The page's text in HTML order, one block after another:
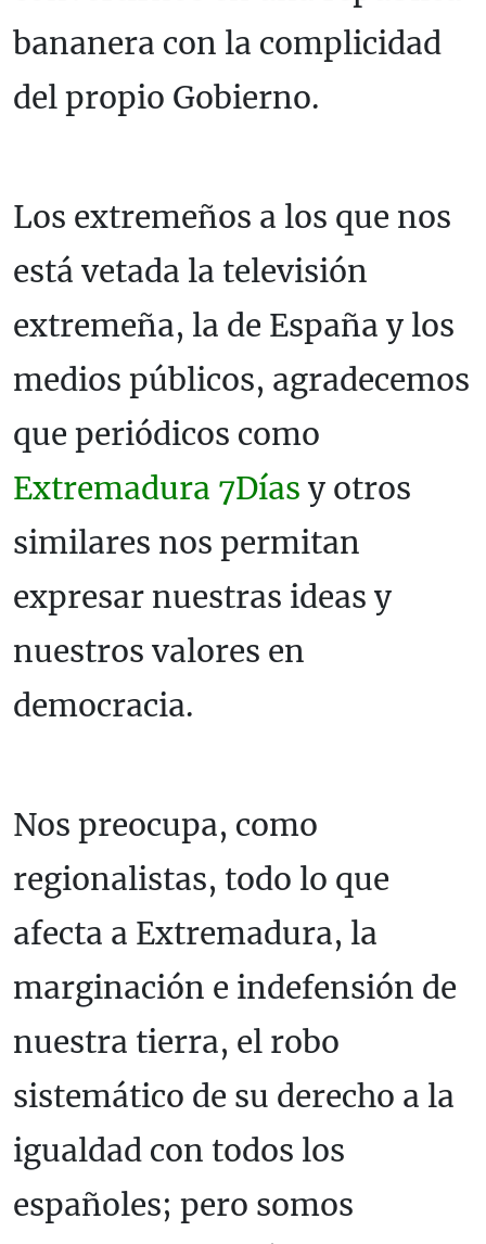
bananera con la complicidad
del propio Gobierno.
Los extremeños a los que nos
está vetada la televisión
extremeña, la de España y los
medios públicos, agradecemos
que periódicos como
Extremadura 7Días y otros
similares nos permitan
expresar nuestras ideas y
nuestros valores en
democracia.
Nos preocupa, como
regionalistas, todo lo que
afecta a Extremadura, la
marginación e indefensión de
nuestra tierra, el robo
sistemático de su derecho a la
igualdad con todos los
españoles; pero somos